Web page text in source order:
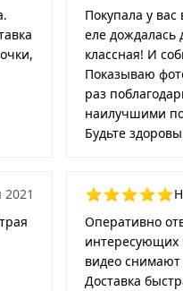
Покупала у вас
еле дождалась
классная! И
Показываю
раз
наилучшими
Будьте
2021
Оперативно
интересующих
видео снимают
Доставка